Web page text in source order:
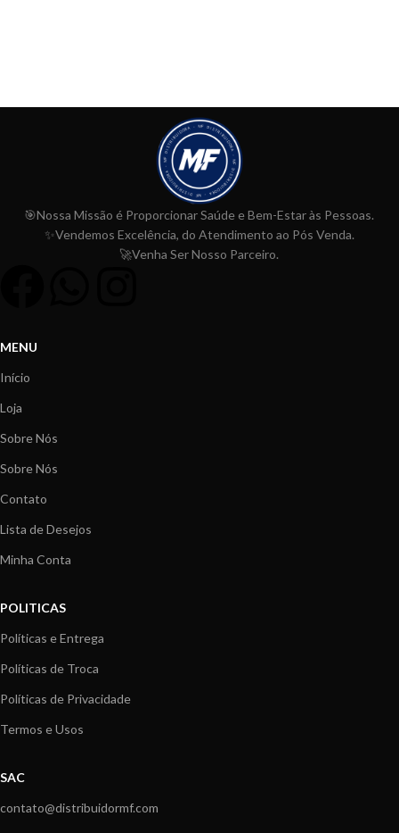
🎯Nossa Missão é ProporcionarSaúde e Bem-Estar às Pessoas.
✨Vendemos Excelência, do Atendimento ao Pós Venda.
🚀Venha Ser Nosso Parceiro.
MENU
Início
Loja
Sobre Nós
Sobre Nós
Contato
Lista de Desejos
Minha Conta
POLITICAS
Políticas e Entrega
Políticas de Troca
Políticas de Privacidade
Termos e Usos
SAC
contato@distribuidormf.com